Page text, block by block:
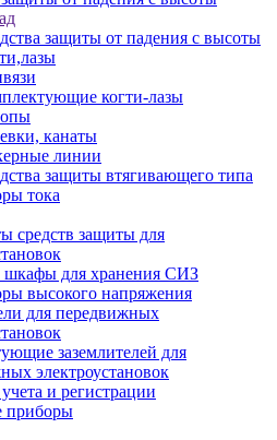
защиты от падения с высоты
когти-лазы
канаты
линии
защиты втягивающего типа
тока
средств защиты для
для хранения СИЗ
высокого напряжения
для передвижных
заземлителей для
электроустановок
и регистрации
приборы